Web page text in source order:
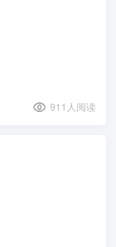
911人阅读